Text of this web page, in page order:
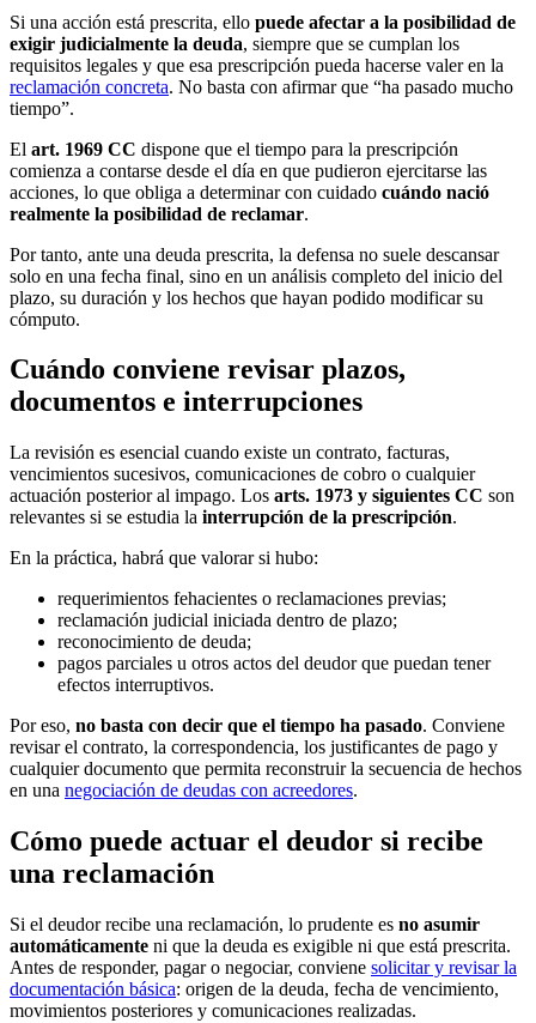
Si una acción está prescrita, ello puede afectar a la posibilidad de
exigir judicialmente la deuda, siempre que se cumplan los
requisitos legales y que esa prescripción pueda hacerse valer en la
reclamación concreta. No basta con afirmar que “ha pasado mucho
tiempo”.
El art. 1969 CC dispone que el tiempo para la prescripción
comienza a contarse desde el día en que pudieron ejercitarse las
acciones, lo que obliga a determinar con cuidado cuándo nació
realmente la posibilidad de reclamar.
Por tanto, ante una deuda prescrita, la defensa no suele descansar
solo en una fecha final, sino en un análisis completo del inicio del
plazo, su duración y los hechos que hayan podido modificar su
cómputo.
Cuándo conviene revisar plazos,
documentos e interrupciones
La revisión es esencial cuando existe un contrato, facturas,
vencimientos sucesivos, comunicaciones de cobro o cualquier
actuación posterior al impago. Los arts. 1973 y siguientes CC son
relevantes si se estudia la interrupción de la prescripción.
En la práctica, habrá que valorar si hubo:
requerimientos fehacientes o reclamaciones previas;
reclamación judicial iniciada dentro de plazo;
reconocimiento de deuda;
pagos parciales u otros actos del deudor que puedan tener
efectos interruptivos.
Por eso, no basta con decir que el tiempo ha pasado. Conviene
revisar el contrato, la correspondencia, los justificantes de pago y
cualquier documento que permita reconstruir la secuencia de hechos
en una negociación de deudas con acreedores.
Cómo puede actuar el deudor si recibe
una reclamación
Si el deudor recibe una reclamación, lo prudente es no asumir
automáticamente ni que la deuda es exigible ni que está prescrita.
Antes de responder, pagar o negociar, conviene solicitar y revisar la
documentación básica: origen de la deuda, fecha de vencimiento,
movimientos posteriores y comunicaciones realizadas.